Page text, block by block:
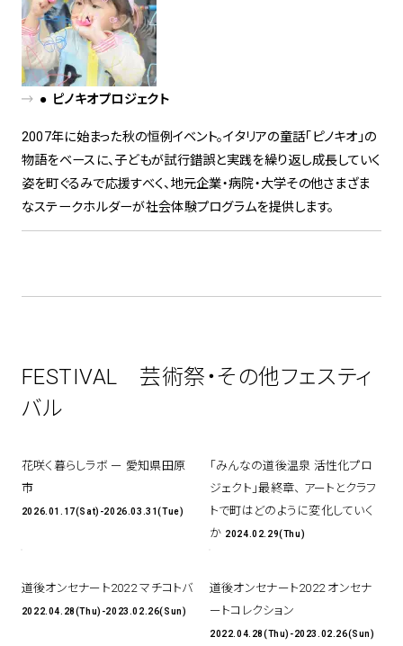
● ピノキオプロジェクト
2007年に始まった秋の恒例イベント。イタリアの童話「ピノキオ」の
物語をベースに、子どもが試行錯誤と実践を繰り返し成長していく
姿を町ぐるみで応援すべく、地元企業・病院・大学その他さまざま
なステークホルダーが社会体験プログラムを提供します。
FESTIVAL 芸術祭・その他フェスティ
バル
花咲く暮らしラボ ー 愛知県田原
市
2026.01.17(Sat)-2026.03.31(Tue)
「みんなの道後温泉 活性化プロ
ジェクト」最終章、 アートとクラフ
トで町はどのように変化していく
か 2024.02.29(Thu)
道後オンセナート2022 マチコトバ
2022.04.28(Thu)-2023.02.26(Sun)
道後オンセナート2022 オンセナ
ートコレクション
2022.04.28(Thu)-2023.02.26(Sun)